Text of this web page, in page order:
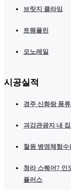
브릿지 클라임
트램플린
모노레일
시공실적
경주 신화랑 풍
괴강관광지 내
철원 병영체험
청라 스퀘어7 인
플러스